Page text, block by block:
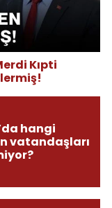
Kıpti
hangi
vatandaşları